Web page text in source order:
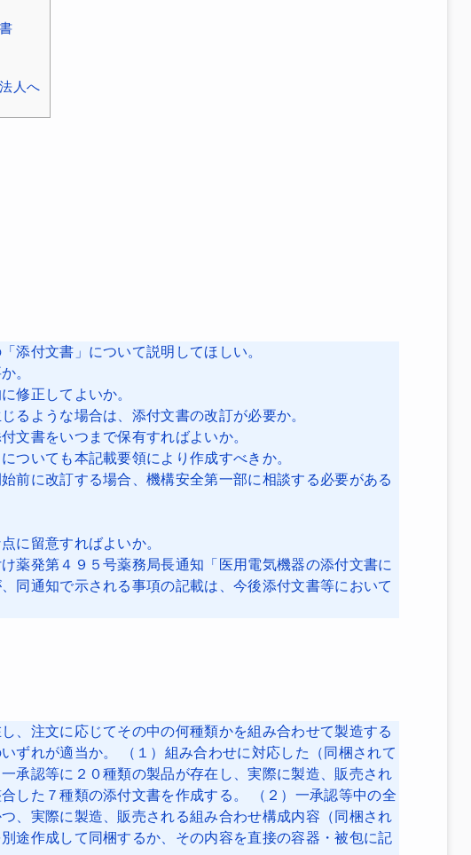
人へ
添付文書」について説明してほしい。
。
修正してよいか。
ような場合は、添付文書の改訂が必要か。
文書をいつまで保有すればよいか。
ついても本記載要領により作成すべきか。
前に改訂する場合、機構安全第一部に相談する必要がある
に留意すればよいか。
薬発第４９５号薬務局長通知「医用電気機器の添付文書に
同通知で示される事項の記載は、今後添付文書等において
、注文に応じてその中の何種類かを組み合わせて製造する
ずれが適当か。 （１）組み合わせに対応した（同梱されて
承認等に２０種類の製品が存在し、実際に製造、販売され
した７種類の添付文書を作成する。 （２）一承認等中の全
、実際に製造、販売される組み合わせ構成内容（同梱され
途作成して同梱するか、その内容を直接の容器・被包に記